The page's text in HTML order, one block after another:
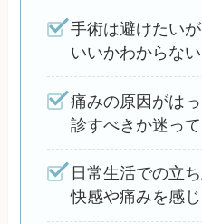
手術は避けたい
いいかわからない
痛みの原因がは
診すべきか迷っ
日常生活での立
快感や痛みを感